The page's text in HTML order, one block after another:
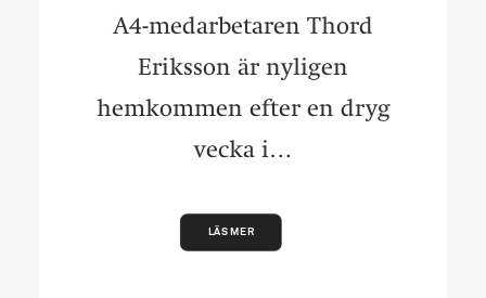
A4-medarbetaren Thord
Eriksson är nyligen
hemkommen efter en dryg
vecka i…
LÄS MER